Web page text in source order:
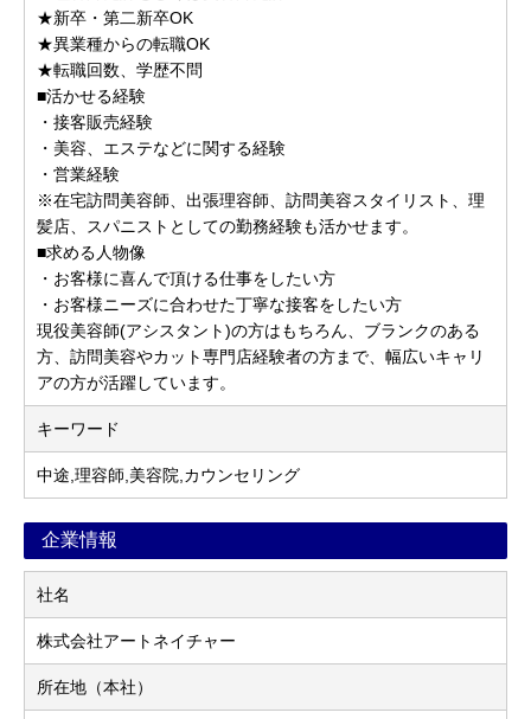
★新卒・第二新卒OK
★異業種からの転職OK
★転職回数、学歴不問
■活かせる経験
・接客販売経験
・美容、エステなどに関する経験
・営業経験
※在宅訪問美容師、出張理容師、訪問美容スタイリスト、理
髪店、スパニストとしての勤務経験も活かせます。
■求める人物像
・お客様に喜んで頂ける仕事をしたい方
・お客様ニーズに合わせた丁寧な接客をしたい方
現役美容師(アシスタント)の方はもちろん、ブランクのある
方、訪問美容やカット専門店経験者の方まで、幅広いキャリ
アの方が活躍しています。
キーワード
中途,理容師,美容院,カウンセリング
企業情報
社名
株式会社アートネイチャー
所在地（本社）